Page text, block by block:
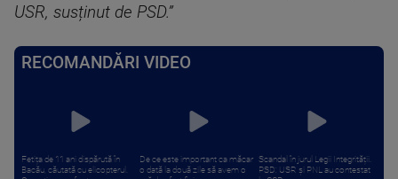
USR, susținut de PSD.”
RECOMANDĂRI VIDEO
Fetița de 11 ani dispărută în
Bacău, căutată cu elicopterul.
De ce este important ca măcar
o dată la două zile să avem o
Scandal în jurul Legii Integrității.
PSD: USR și PNL au contestat